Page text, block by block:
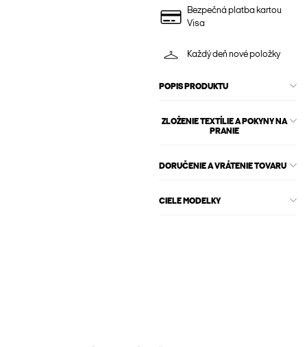
Bezpečná platba kartou
Visa
Každý deň nové položky
POPIS PRODUKTU
ZLOŽENIE TEXTÍLIE A POKYNY NA
PRANIE
DORUČENIE A VRÁTENIE TOVARU
CIELE MODELKY